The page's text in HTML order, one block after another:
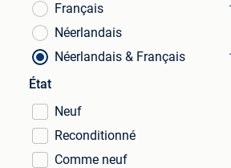
Français
Néerlandais
Néerlandais & Français
État
Neuf
Reconditionné
Comme neuf